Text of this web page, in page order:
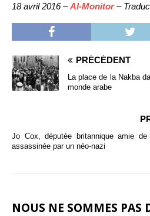
18 avril 2016 –Al-Monitor–
PRÉCÉDENT
La place de la Nakba
monde arabe
Jo Cox, députée britannique amie de
assassinée par un néo-nazi
NOUS NE SOMMES PAS